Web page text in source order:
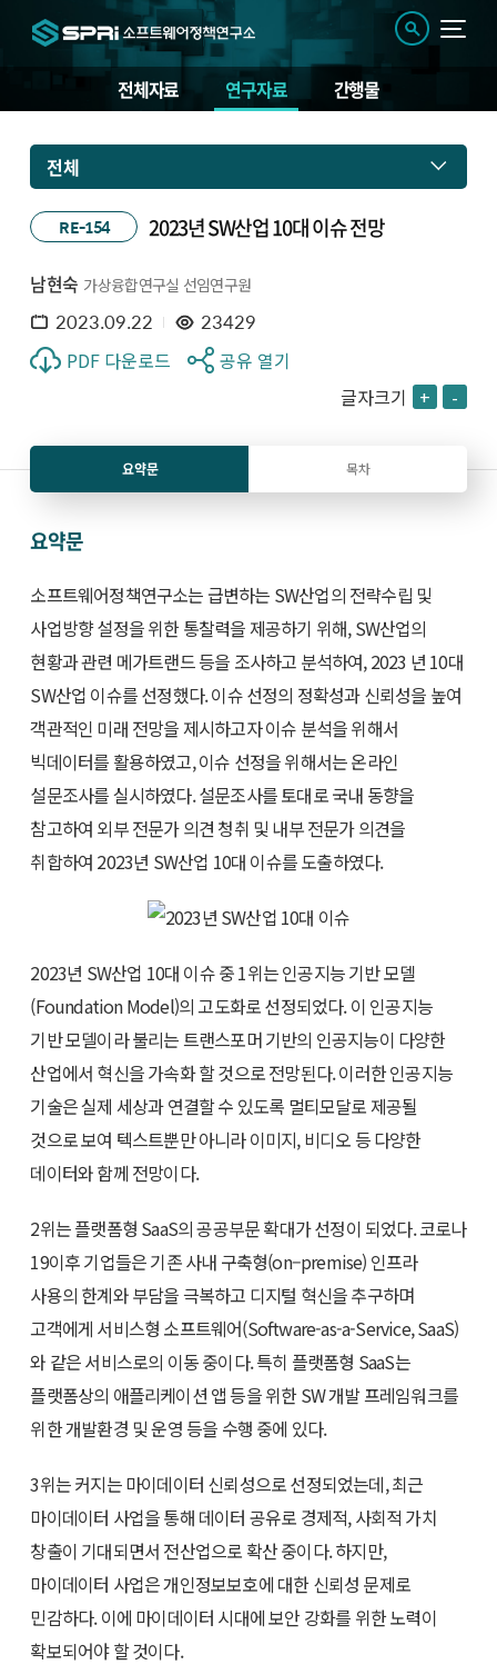
전체자료 연구자료 간행물
전체
RE-154 2023년 SW산업 10대 이슈 전망
남현숙 가상융합연구실 선임연구원
2023.09.22 23429
PDF 다운로드
공유 열기
글자크기 + -
요약문 목차
요약문
소프트웨어정책연구소는 급변하는 SW산업의 전략수립 및
사업방향 설정을 위한 통찰력을 제공하기 위해, SW산업의
현황과 관련 메가트랜드 등을 조사하고 분석하여, 2023 년 10대
SW산업 이슈를 선정했다. 이슈 선정의 정확성과 신뢰성을 높여
객관적인 미래 전망을 제시하고자 이슈 분석을 위해서
빅데이터를 활용하였고, 이슈 선정을 위해서는 온라인
설문조사를 실시하였다. 설문조사를 토대로 국내 동향을
참고하여 외부 전문가 의견 청취 및 내부 전문가 의견을
취합하여 2023년 SW산업 10대 이슈를 도출하였다.
2023년 SW산업 10대 이슈 중 1위는 인공지능 기반 모델
(Foundation Model)의 고도화로 선정되었다. 이 인공지능
기반 모델이라 불리는 트랜스포머 기반의 인공지능이 다양한
산업에서 혁신을 가속화 할 것으로 전망된다. 이러한 인공지능
기술은 실제 세상과 연결할 수 있도록 멀티모달로 제공될
것으로 보여 텍스트뿐만 아니라 이미지, 비디오 등 다양한
데이터와 함께 전망이다.
2위는 플랫폼형 SaaS의 공공부문 확대가 선정이 되었다. 코로나
19이후 기업들은 기존 사내 구축형(on–premise) 인프라
사용의 한계와 부담을 극복하고 디지털 혁신을 추구하며
고객에게 서비스형 소프트웨어(Software-as-a-Service, SaaS)
와 같은 서비스로의 이동 중이다. 특히 플랫폼형 SaaS는
플랫폼상의 애플리케이션 앱 등을 위한 SW 개발 프레임워크를
위한 개발환경 및 운영 등을 수행 중에 있다.
3위는 커지는 마이데이터 신뢰성으로 선정되었는데, 최근
마이데이터 사업을 통해 데이터 공유로 경제적, 사회적 가치
창출이 기대되면서 전산업으로 확산 중이다. 하지만,
마이데이터 사업은 개인정보보호에 대한 신뢰성 문제로
민감하다. 이에 마이데이터 시대에 보안 강화를 위한 노력이
확보되어야 할 것이다.